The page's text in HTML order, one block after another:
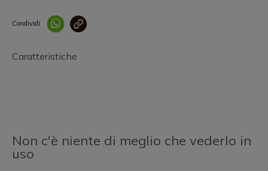
Condividi
Caratteristiche
Non c'è niente di meglio che vederlo in
uso